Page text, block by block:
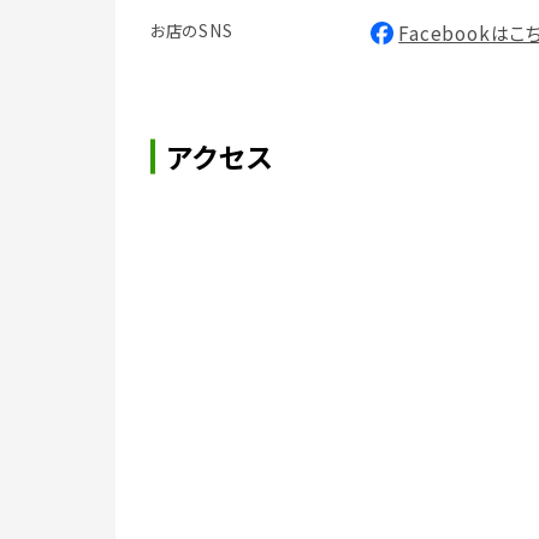
お店のSNS Facebookはこ
アクセス